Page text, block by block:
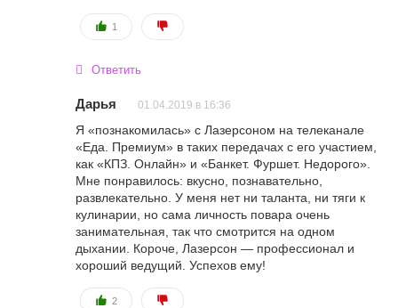
1
Ответить
Дарья 01.04.2019 в 16:36
Я «познакомилась» с Лазерсоном на телеканале
«Еда. Премиум» в таких передачах с его участием,
как «КПЗ. Онлайн» и «Банкет. Фуршет. Недорого».
Мне понравилось: вкусно, познавательно,
развлекательно. У меня нет ни таланта, ни тяги к
кулинарии, но сама личность повара очень
занимательная, так что смотрится на одном
дыхании. Короче, Лазерсон — профессионал и
хороший ведущий. Успехов ему!
2